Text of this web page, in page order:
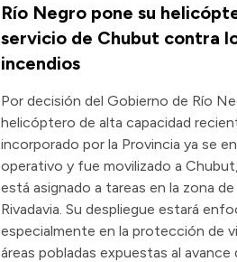
Río Negro pone su
servicio de Chubut contra
incendios
Por decisión del Gobierno de Río
helicóptero de alta capacidad
incorporado por la Provincia ya se
operativo y fue movilizado a
está asignado a tareas en la zona
Rivadavia. Su despliegue estará
especialmente en la protección de
áreas pobladas expuestas al avance